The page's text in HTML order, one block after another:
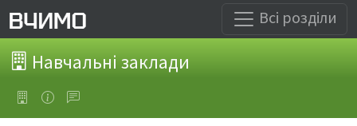
Всі розділи
Навчальні заклади